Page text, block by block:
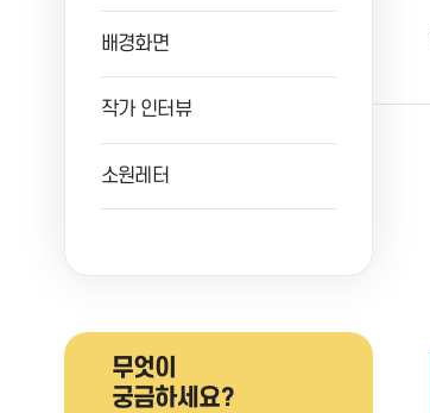
배경화면
작가 인터뷰
소원레터
무엇이
궁금하세요?